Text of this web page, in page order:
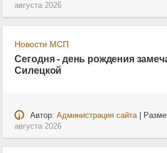
августа 2026
Новости МСП
Сегодня - день рождения
Силецкой
Автор: Администрация сайта|
августа 2026